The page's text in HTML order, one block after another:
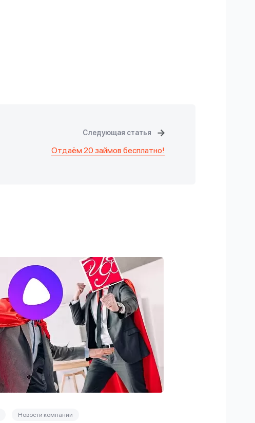
Следующая статья
Отдаём 20 займов бесплатно!
Новости компании